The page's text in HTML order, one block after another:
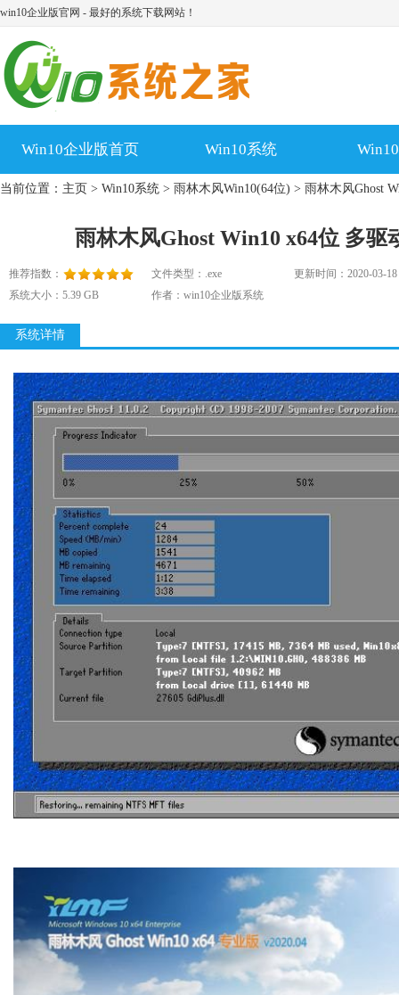
win10企业版官网 - 最好的系统下载网站！
Win10企业版首页 Win10系统
当前位置： 主页 > Win10系统 > 雨林木风Win10(64位) > 雨林木风Ghost
雨林木风Ghost Win10 x64位 多驱
推荐指数： 文件类型：.exe
更新时间：2020-03-18
系统大小：5.39 GB
作者：win10企业版系统
系统详情